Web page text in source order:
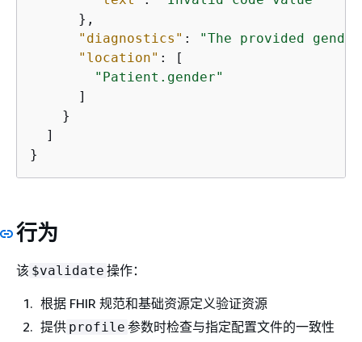
      },
"diagnostics" :
"The provided
"location" : [
"Patient.gender"
      ]
    }
  ]
}
行为
该 $validate 操作：
根据 FHIR 规范和基础资源定义验证资源
提供 profile 参数时检查与指定配置文件的一致性